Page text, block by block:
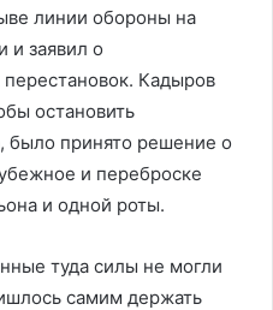
линии обороны на
и заявил о
Кадыров
остановить
было принято решение о
и переброске
и одной роты.
туда силы не могли
самим держать